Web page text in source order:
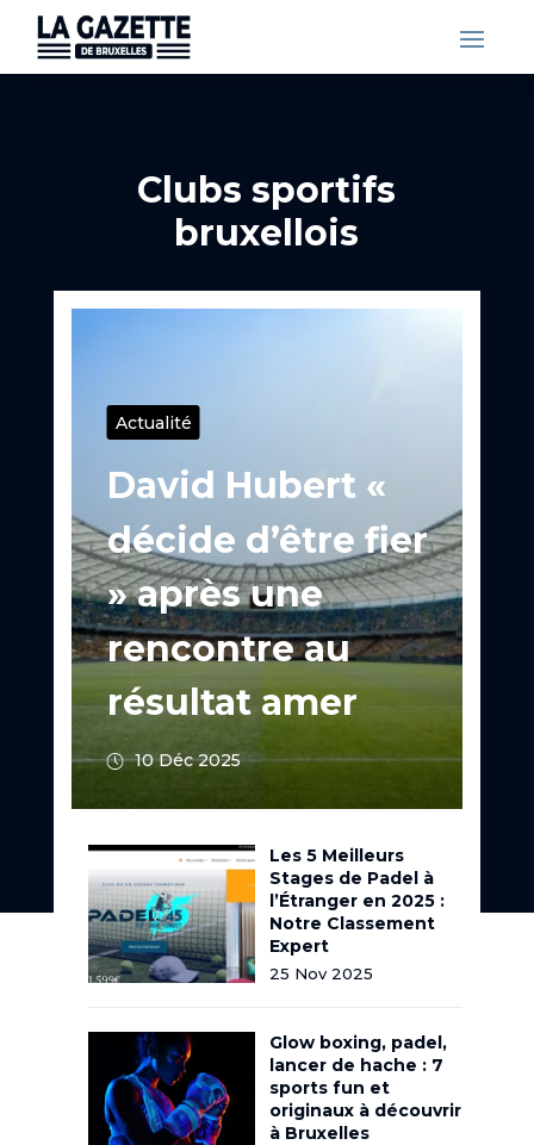
Clubs sportifs
bruxellois
Actualité
David Hubert «
décide d’être fier
» après une
rencontre au
résultat amer
10 Déc 2025
Les 5 Meilleurs
Stages de Padel à
l’Étranger en 2025 :
Notre Classement
Expert
25 Nov 2025
Glow boxing, padel,
lancer de hache : 7
sports fun et
originaux à découvrir
à Bruxelles